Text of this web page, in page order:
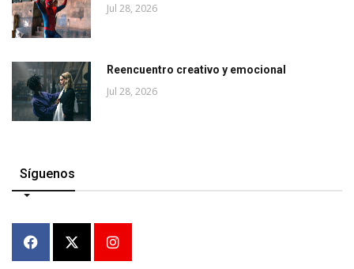
Jul 28, 2026
Reencuentro creativo y emocional
Jul 28, 2026
Síguenos